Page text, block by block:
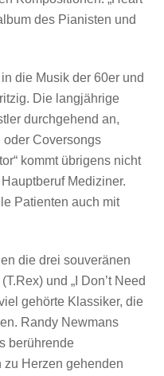
des Pianisten und
die Musik der 60er und
Die langjährige
durchgehend an,
Coversongs
kommt übrigens nicht
Mediziner.
Patienten auch mit
die drei souveränen
und „I Don’t Need
gehörte Klassiker, die
Randy Newmans
berührende
Herzen gehenden